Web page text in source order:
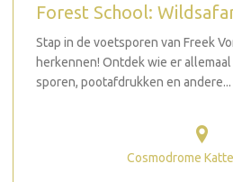
Forest School:
Stap in de voetsporen van Freek
herkennen! Ontdek wie er
sporen, pootafdrukken en andere...
Cosmodrome